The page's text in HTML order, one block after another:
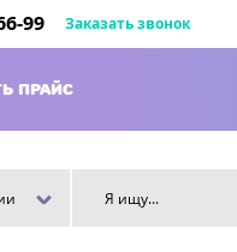
99 Заказать звонок
ПРАЙС